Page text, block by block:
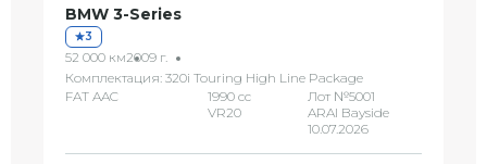
BMW 3-Series
3
52 000 км2009 г.
Комплектация: 320i Touring High Line Package
FAT AAC
1990 сс
VR20
Лот №5001
ARAI Bayside
10.07.2026